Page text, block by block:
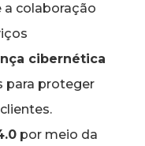
a colaboração
cibernética
para proteger
por meio da